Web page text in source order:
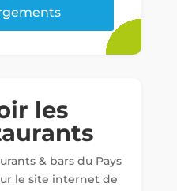
les
& bars du Pays
le site internet de